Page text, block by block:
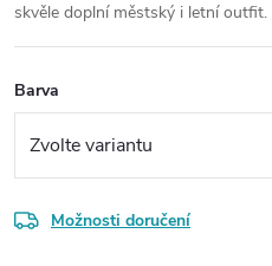
skvěle doplní městský i letní outfit.
Barva
Možnosti doručení